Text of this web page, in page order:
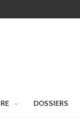
DOSSIERS